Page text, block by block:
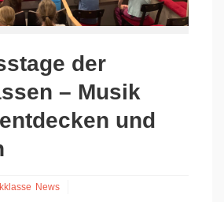
der
– Musik
und
News